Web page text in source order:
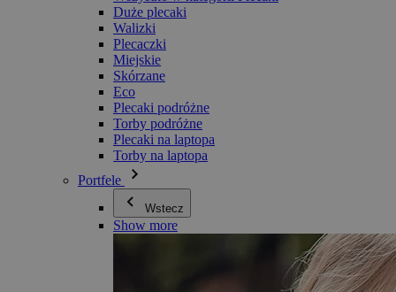
Duże plecaki
Walizki
Plecaczki
Miejskie
Skórzane
Eco
Plecaki podróżne
Torby podróżne
Plecaki na laptopa
Torby na laptopa
Portfele
Wstecz
Show more